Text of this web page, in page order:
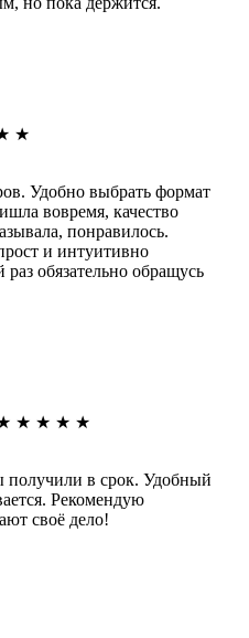
★
Удобно выбрать формат
вовремя, качество
понравилось.
и интуитивно
обязательно обращусь
★ ★ ★ ★
получили в срок. Удобный
Рекомендую
своё дело!